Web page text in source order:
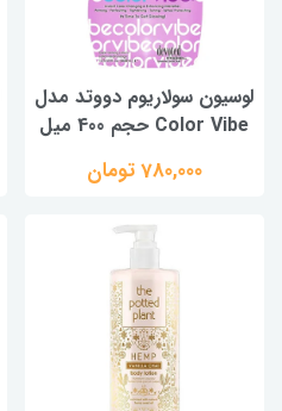
لوسیون سولاریوم دووتد مدل
Color Vibe حجم 400 میل
780,000 تومان